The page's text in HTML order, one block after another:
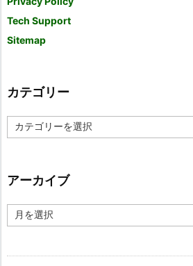
Tech Support
Sitemap
カテゴリー
テ
ー
アーカイブ
ー